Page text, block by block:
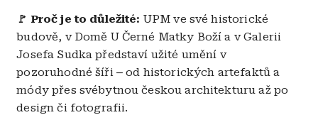
🚩 Proč je to důležité: UPM ve své historické
budově, v Domě U Černé Matky Boží a v Galerii
Josefa Sudka představí užité umění v
pozoruhodné šíři – od historických artefaktů a
módy přes svébytnou českou architekturu až po
design či fotografii.